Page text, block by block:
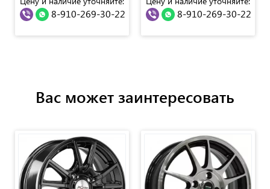
8-910-269-30-22 8-910-269-30-22
Вас может заинтересовать